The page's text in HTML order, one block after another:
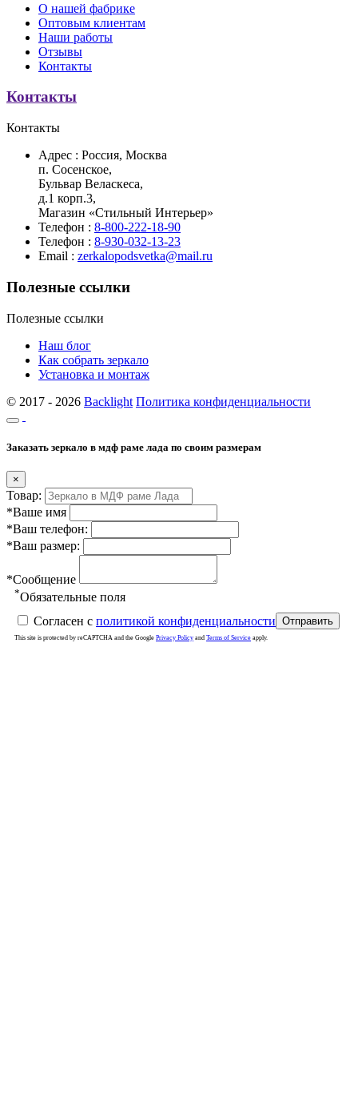
О нашей фабрике
Оптовым клиентам
Наши работы
Отзывы
Контакты
Контакты
Контакты
Адрес : Россия, Москва
п. Сосенское,
Бульвар Веласкеса,
д.1 корп.3,
Магазин «Стильный Интерьер»
Телефон : 8-800-222-18-90
Телефон : 8-930-032-13-23
Email : zerkalopodsvetka@mail.ru
Полезные ссылки
Полезные ссылки
Наш блог
Как собрать зеркало
Установка и монтаж
© 2017 - 2026 Backlight Политика конфиденциальности
Заказать зеркало в мдф раме лада по своим размерам
×
Товар:
*Ваше имя
*Ваш телефон:
*Ваш размер:
*Сообщение
*Обязательные поля
Согласен с политикой конфиденциальности
This site is protected by reCAPTCHA and the Google Privacy Policy and Terms of Service apply.
Отправить